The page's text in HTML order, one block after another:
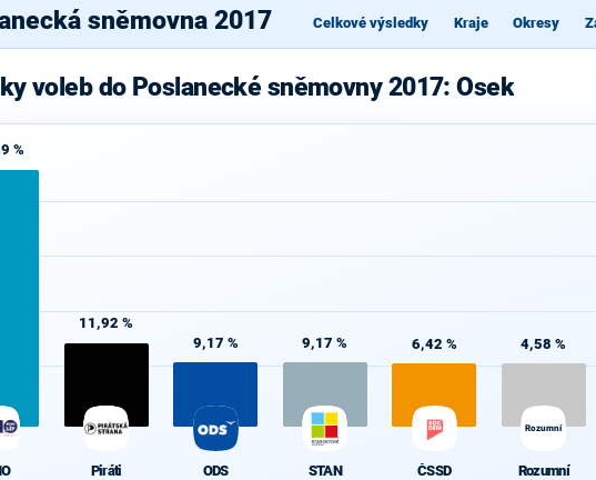
sněmovna 2017 Celkové výsledky Kraje Okresy
voleb do Poslanecké sněmovny 2017: Osek
%
11,92 %
Piráti
9,17 %
ODS
9,17 %
STAN
6,42 %
ČSSD
4,58 %
Rozumní
Rozumní